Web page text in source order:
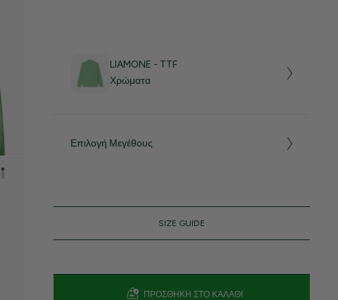
LIAMONE - TTF
Χρώματα
Επιλογή Μεγέθους
SIZE GUIDE
ΠΡΟΣΘΉΚΗ ΣΤΟ ΚΑΛΆΘΙ